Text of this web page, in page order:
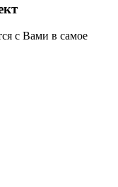
с Вами в самое